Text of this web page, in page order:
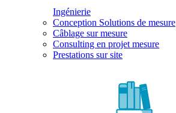
Ingénierie
Conception Solutions de mesure
Câblage sur mesure
Consulting en projet mesure
Prestations sur site